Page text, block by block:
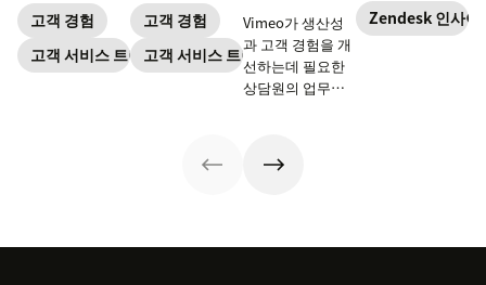
을 확인해 보세요.
고객 경험
고객 서비스 트렌드
크를 구축했습니
다. 전체 보고서를
다운로드하세요.
고객 경험
고객 서비스 트렌드
Vimeo가 생산성
과 고객 경험을 개
선하는데 필요한
상담원의 업무를
Zendesk 인사이